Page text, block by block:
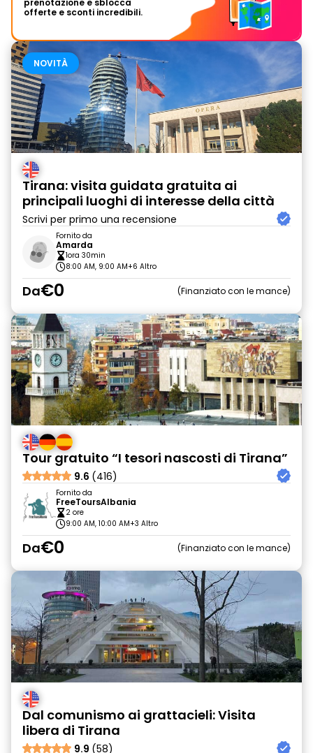
prenotazione e sblocca
offerte e sconti incredibili.
NOVITÀ
Tirana: visita guidata gratuita ai
principali luoghi di interesse della città
Scrivi per primo una recensione
Fornito da
Amarda
1ora 30min
8:00 AM, 9:00 AM+6 Altro
Da€0 Finanziato con le mance
Tour gratuito “I tesori nascosti di Tirana”
9.6 (416)
Fornito da
FreeToursAlbania
2 ore
9:00 AM, 10:00 AM+3 Altro
Da€0 Finanziato con le mance
Dal comunismo ai grattacieli: Visita
libera di Tirana
9.9 (58)